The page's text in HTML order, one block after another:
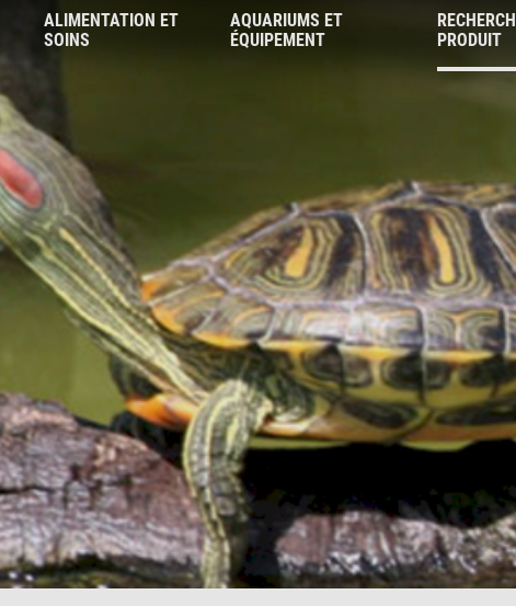
ALIMENTATION ET
SOINS
AQUARIUMS ET
ÉQUIPEMENT
PRODUIT